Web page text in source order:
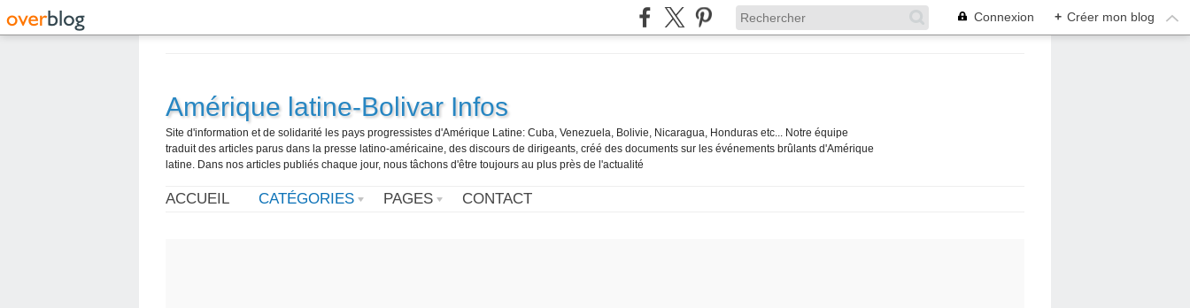
Connexion + Créer mon blog
Amérique latine-Bolivar Infos
Site d'information et de solidarité les pays progressistes d'Amérique Latine: Cuba, Venezuela, Bolivie, Nicaragua, Honduras etc... Notre équipe
traduit des articles parus dans la presse latino-américaine, des discours de dirigeants, créé des documents sur les événements brûlants d'Amérique
latine. Dans nos articles publiés chaque jour, nous tâchons d'être toujours au plus près de l'actualité
ACCUEIL CATÉGORIES PAGES CONTACT